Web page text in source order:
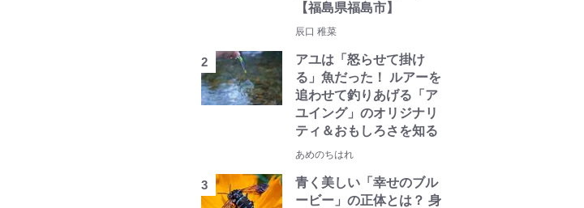
【福島県福島市】
辰口 稚菜
アユは「怒らせて掛け
る」魚だった！ ルアーを
追わせて釣りあげる「ア
ユイング」のオリジナリ
ティ＆おもしろさを知る
あめのちはれ
青く美しい「幸せのブル
ービー」の正体とは？ 身